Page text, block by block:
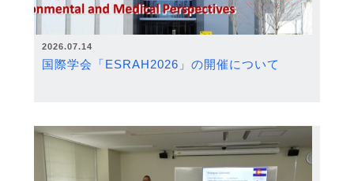
2026.07.14
国際学会「ESRAH2026」の開催について